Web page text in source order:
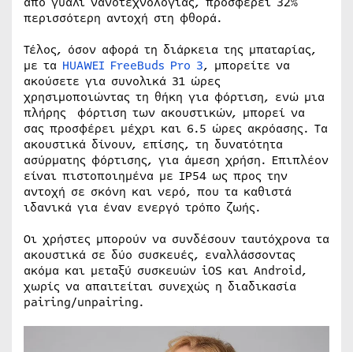
περισσότερη αντοχή στη φθορά.
Τέλος, όσον αφορά τη διάρκεια της μπαταρίας,
με τα HUAWEI FreeBuds Pro 3, μπορείτε να
ακούσετε για συνολικά 31 ώρες
χρησιμοποιώντας τη θήκη για φόρτιση, ενώ μια
πλήρης φόρτιση των ακουστικών, μπορεί να
σας προσφέρει μέχρι και 6.5 ώρες ακρόασης. Τα
ακουστικά δίνουν, επίσης, τη δυνατότητα
ασύρματης φόρτισης, για άμεση χρήση. Επιπλέον
είναι πιστοποιημένα με IP54 ως προς την
αντοχή σε σκόνη και νερό, που τα καθιστά
ιδανικά για έναν ενεργό τρόπο ζωής.
Οι χρήστες μπορούν να συνδέσουν ταυτόχρονα τα
ακουστικά σε δύο συσκευές, εναλλάσσοντας
ακόμα και μεταξύ συσκευών iOS και Android,
χωρίς να απαιτείται συνεχώς η διαδικασία
pairing/unpairing.